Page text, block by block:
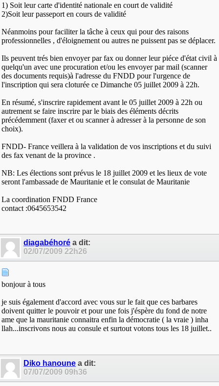
1) Soit leur carte d'identité nationale en court de validité
2)Soit leur passeport en cours de validité
Néanmoins pour faciliter la tâche à ceux qui pour des raisons
professionnelles , d'éloignement ou autres ne puissent pas se déplacer.
Ils peuvent trés bien envoyer par fax ou donner leur piéce d'état civil à
quelqu'un avec une procuration et/ou les envoyer par mail (scanner
des documents requis)à l'adresse du FNDD pour l'urgence de
l'inscription qui sera cloturée ce Dimanche 05 juillet 2009 à 22h.
En résumé, s'inscrire rapidement avant le 05 juillet 2009 à 22h ou
autrement se faire inscrire par le biais des éléments décrits
précédemment (faxer et ou scanner à adresser à la personne de son
choix).
FNDD- France veillera à la validation de vos inscriptions et du suivi
des fax venant de la province .
NB: Les élections sont prévus le 18 juillet 2009 et les lieux de vote
seront l'ambassade de Mauritanie et le consulat de Mauritanie
La coordination FNDD France
contact :0645653542
diagabéhoré a dit:
02/07/2009 22h26
bonjour à tous
je suis également d'accord avec vous sur le fait que ces barbares
doivent quitter le pouvoir et pour une fois j'éspère du fond de notre
ame que la mauritanie connaitra enfin la démocratie ( la vraie ) inha
llah...inscrivons nous au consule et surtout votons tous les 18 juillet..
Diko hanoune a dit:
07/07/2009 09h36